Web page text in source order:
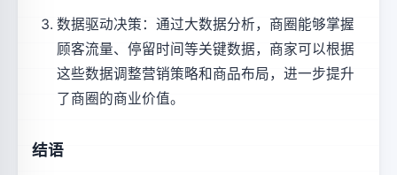
数据驱动决策：通过大数据分析，商圈能够掌握
顾客流量、停留时间等关键数据，商家可以根据
这些数据调整营销策略和商品布局，进一步提升
了商圈的商业价值。
结语